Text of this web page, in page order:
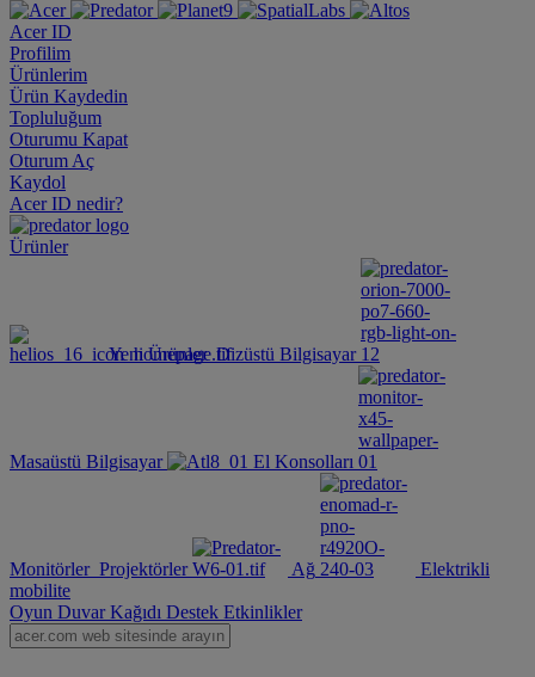
Acer ID
Profilim
Ürünlerim
Ürün Kaydedin
Topluluğum
Oturumu Kapat
Oturum Aç
Kaydol
Acer ID nedir?
Ürünler
Yeni Ürünler Dizüstü Bilgisayar
Masaüstü Bilgisayar El Konsolları
Monitörler Projektörler Ağ
Elektrikli
mobilite
Oyun Duvar Kağıdı Destek Etkinlikler